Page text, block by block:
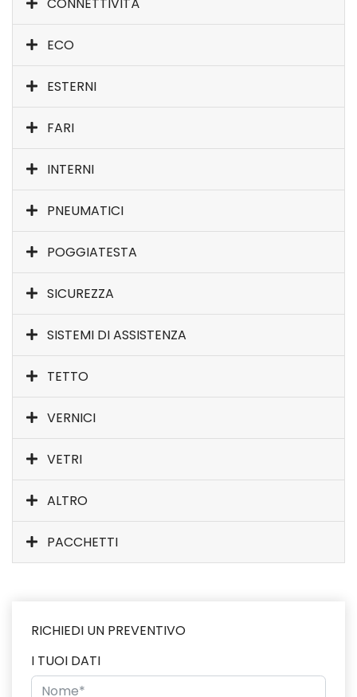
ECO
ESTERNI
FARI
INTERNI
PNEUMATICI
POGGIATESTA
SICUREZZA
SISTEMI DI ASSISTENZA
TETTO
VERNICI
VETRI
ALTRO
PACCHETTI
RICHIEDI UN PREVENTIVO
I TUOI DATI